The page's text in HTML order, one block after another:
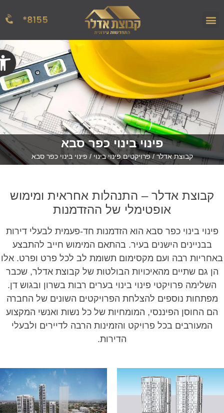
8155*
פינוי בינוי כפר סבא
קבוצת אדלר/פרויקטים פינוי בינוי/ פינוי בינוי כפר סבא
קבוצת אדלר – התנהלות אחראית ומימוש
אופטימלי של ההזדמנות
פינוי בינוי כפר סבא הוא הזדמנות חד-פעמית לבעלי דירות
בבניינים הישנים בעיר. בהתאם המימוש חייב להתבצע
רבה ועם מקסימום תשומת לב לכל פרט ופרט. אלו
הן גם שתיים מהאיכויות הבולטות של קבוצת אדלר, שכבר
השלימה פרויקטי פינוי בינוי בערים רבות בשרון ובגוש דן.
מפתחות נוספים להצלחת הפרויקטים השונים של החברה
הם החוסן הפיננסי, המומחיות של כל נשות ואנשי המקצוע
המעורבים בכל פרויקט והזמינות הרבה לדיירים ולבעלי
הדירות.